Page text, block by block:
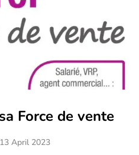
Force de vente
13 April 2023